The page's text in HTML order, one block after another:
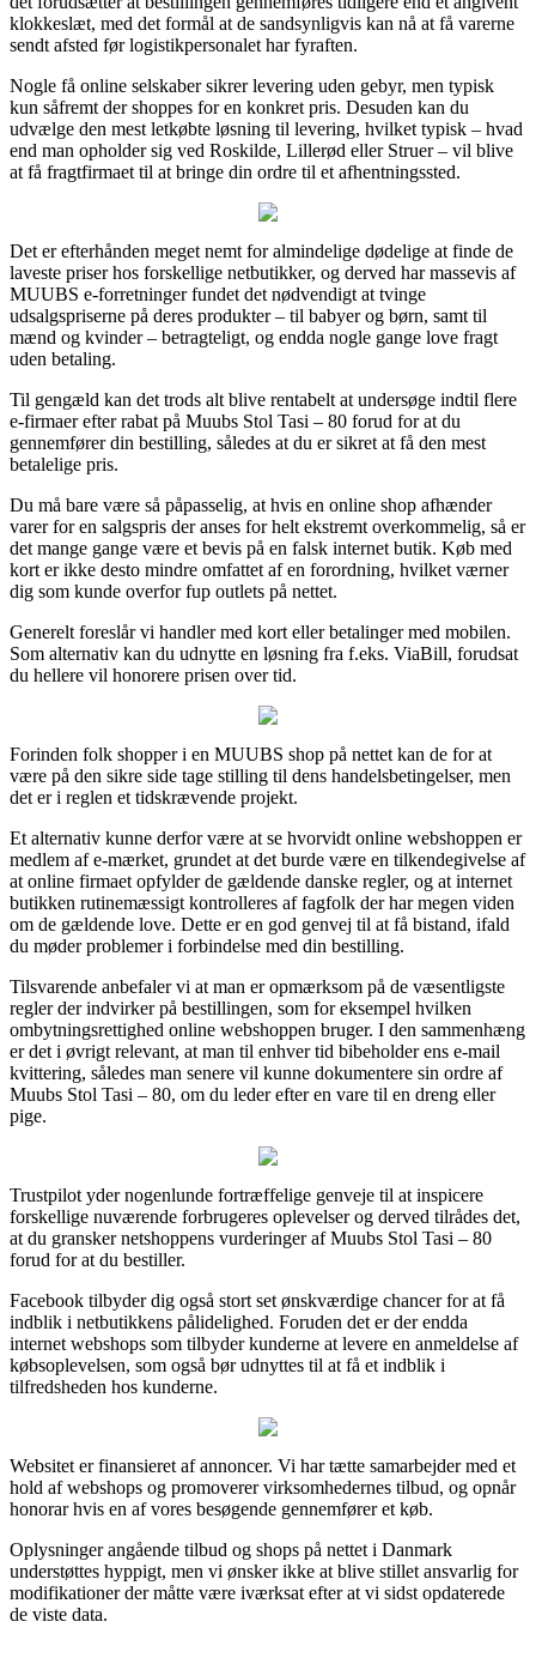
klokkeslæt, med det formål at de sandsynligvis kan nå at få varerne
sendt afsted før logistikpersonalet har fyraften.
Nogle få online selskaber sikrer levering uden gebyr, men typisk
kun såfremt der shoppes for en konkret pris. Desuden kan du
udvælge den mest letkøbte løsning til levering, hvilket typisk – hvad
end man opholder sig ved Roskilde, Lillerød eller Struer – vil blive
at få fragtfirmaet til at bringe din ordre til et afhentningssted.
Det er efterhånden meget nemt for almindelige dødelige at finde de
laveste priser hos forskellige netbutikker, og derved har massevis af
MUUBS e-forretninger fundet det nødvendigt at tvinge
udsalgspriserne på deres produkter – til babyer og børn, samt til
mænd og kvinder – betragteligt, og endda nogle gange love fragt
uden betaling.
Til gengæld kan det trods alt blive rentabelt at undersøge indtil flere
e-firmaer efter rabat på Muubs Stol Tasi – 80 forud for at du
gennemfører din bestilling, således at du er sikret at få den mest
betalelige pris.
Du må bare være så påpasselig, at hvis en online shop afhænder
varer for en salgspris der anses for helt ekstremt overkommelig, så er
det mange gange være et bevis på en falsk internet butik. Køb med
kort er ikke desto mindre omfattet af en forordning, hvilket værner
dig som kunde overfor fup outlets på nettet.
Generelt foreslår vi handler med kort eller betalinger med mobilen.
Som alternativ kan du udnytte en løsning fra f.eks. ViaBill, forudsat
du hellere vil honorere prisen over tid.
Forinden folk shopper i en MUUBS shop på nettet kan de for at
være på den sikre side tage stilling til dens handelsbetingelser, men
det er i reglen et tidskrævende projekt.
Et alternativ kunne derfor være at se hvorvidt online webshoppen er
medlem af e-mærket, grundet at det burde være en tilkendegivelse af
at online firmaet opfylder de gældende danske regler, og at internet
butikken rutinemæssigt kontrolleres af fagfolk der har megen viden
om de gældende love. Dette er en god genvej til at få bistand, ifald
du møder problemer i forbindelse med din bestilling.
Tilsvarende anbefaler vi at man er opmærksom på de væsentligste
regler der indvirker på bestillingen, som for eksempel hvilken
ombytningsrettighed online webshoppen bruger. I den sammenhæng
er det i øvrigt relevant, at man til enhver tid bibeholder ens e-mail
kvittering, således man senere vil kunne dokumentere sin ordre af
Muubs Stol Tasi – 80, om du leder efter en vare til en dreng eller
pige.
Trustpilot yder nogenlunde fortræffelige genveje til at inspicere
forskellige nuværende forbrugeres oplevelser og derved tilrådes det,
at du gransker netshoppens vurderinger af Muubs Stol Tasi – 80
forud for at du bestiller.
Facebook tilbyder dig også stort set ønskværdige chancer for at få
indblik i netbutikkens pålidelighed. Foruden det er der endda
internet webshops som tilbyder kunderne at levere en anmeldelse af
købsoplevelsen, som også bør udnyttes til at få et indblik i
tilfredsheden hos kunderne.
Websitet er finansieret af annoncer. Vi har tætte samarbejder med et
hold af webshops og promoverer virksomhedernes tilbud, og opnår
honorar hvis en af vores besøgende gennemfører et køb.
Oplysninger angående tilbud og shops på nettet i Danmark
understøttes hyppigt, men vi ønsker ikke at blive stillet ansvarlig for
modifikationer der måtte være iværksat efter at vi sidst opdaterede
de viste data.